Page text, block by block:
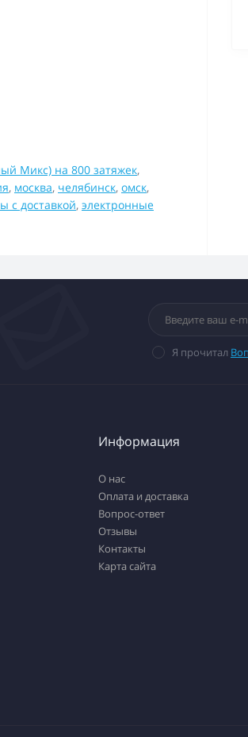
Микс) на 800 затяжек,
, москва, челябинск, омск,
с доставкой, электронные
Я прочитал
Информация
О нас
Оплата и доставка
Вопрос-ответ
Отзывы
Контакты
Карта сайта